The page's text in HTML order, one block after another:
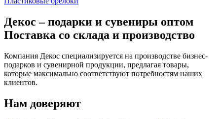
Декос – подарки и сувениры оптом
Поставка со склада и производство
Компания Декос специализируется на производстве бизнес-
подарков и сувенирной продукции, предлагая товары,
которые максимально соответствуют потребностям наших
клиентов.
Нам доверяют